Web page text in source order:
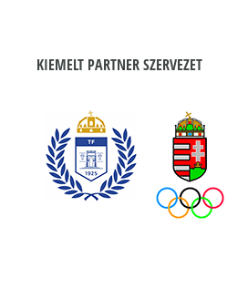
KIEMELT PARTNER SZERVEZET